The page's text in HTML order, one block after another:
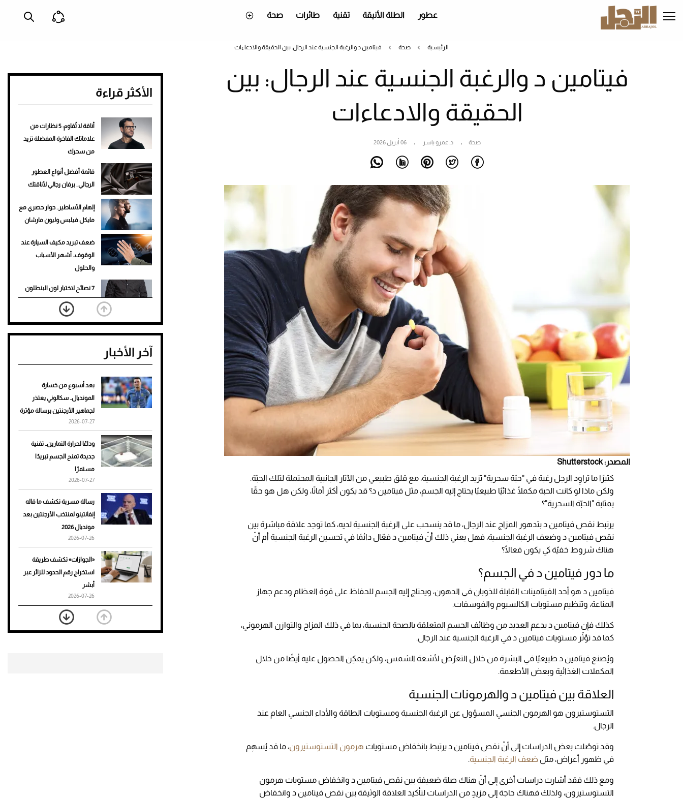
إلى
المحتوى
عطور الطلة الأنيقة تقنية طائرات صحة
الرئيسية صحة فيتامين د والرغبة الجنسية عند الرجال: بين الحقيقة والادعاءات
فيتامين د والرغبة الجنسية عند الرجال: بين
الحقيقة والادعاءات
صحة د. عمرو ياسر 06 أبريل 2026
المصدر: Shutterstock
كثيرًا ما تراوِد الرجل رغبة في "حبّة سحرية" تزيد الرغبة الجنسية، مع قلق طبيعي من الآثار الجانبية المحتملة لتلك الحبّة.
ولكن ماذا لو كانت الحبة مكملًا غذائيًا طبيعيًا يحتاج إليه الجسم، مثل فيتامين د؟ قد يكون أكثر أمانًا، ولكن هل هو حقًا
بمثابة "الحبّة السحرية"؟
يرتبط نقص فيتامين د بتدهور المزاج عند الرجال، ما قد ينسحب على الرغبة الجنسية لديه، كما توجد علاقة مباشرة بين
نقص فيتامين د وضعف الرغبة الجنسية، فهل يعني ذلك أنّ فيتامين د فعّال دائمًا في تحسين الرغبة الجنسية أم أنّ
هناك شروط خفيّة كي يكون فعالًا؟
ما دور فيتامين د في الجسم؟
فيتامين د هو أحد الفيتامينات القابلة للذوبان في الدهون، ويحتاج إليه الجسم للحفاظ على قوة العظام ودعم جهاز
المناعة، وتنظيم مستويات الكالسيوم والفوسفات.
كذلك فإن فيتامين د يدعم العديد من وظائف الجسم المتعلقة بالصحة الجنسية، بما في ذلك المزاج والتوازن الهرموني،
كما قد تؤثّر مستويات فيتامين د في الرغبة الجنسية عند الرجال.
ويُصنع فيتامين د طبيعيًا في البشرة من خلال التعرّض لأشعة الشمس، ولكن يمكِن الحصول عليه أيضًا من خلال
المكملات الغذائية وبعض الأطعمة.
العلاقة بين فيتامين د والهرمونات الجنسية
التستوستيرون هو الهرمون الجنسي المسؤول عن الرغبة الجنسية ومستويات الطاقة والأداء الجنسي العام عند
الرجال.
وقد توصّلت بعض الدراسات إلى أنّ نقص فيتامين د يرتبط بانخفاض مستويات هرمون التستوستيرون، ما قد يُسهِم
في ظهور أعراض، مثل ضعف الرغبة الجنسية.
ومع ذلك فقد أشارت دراسات أخرى إلى أنّ هناك صلة ضعيفة بين نقص فيتامين د وانخفاض مستويات هرمون
التستوستيرون، ولذلك فهناك حاجة إلى مزيدٍ من الدراسات لتأكيد العلاقة الوثيقة بين نقص فيتامين د وانخفاض
الأكثر قراءة
أناقة لا تُقاوم: 5 نظارات من
علاماتك الفاخرة المفضلة تزيد
من سحرك
قائمة أفضل أنواع العطور
الرجالي.. برفان رجالي لأناقتك
إلهام الأساطير.. حوار حصري مع
مايكل فيلبس وليون مارشان
ضعف تبريد مكيف السيارة عند
الوقوف.. أشهر الأسباب
والحلول
7 نصائح لاختيار لون البنطلون
المناسب للقميص الأسود
نرى المستقبل من خلال
تصميماتنا.. كيف حجزت 1886
تمنحك فخامة استثنائية
هوى الأبطال
أفضل تدريج للشعر الطويل
لإطلالة جريئة وعصرية
للرجال
آخر الأخبار
بعد أسبوع من خسارة
المونديال.. سكالوني يعتذر
لجماهير الأرجنتين برسالة مؤثرة
2026-07-27
وداعًا لحرارة التمارين.. تقنية
جديدة تمنح الجسم تبريدًا
مستمرًا
2026-07-27
رسالة مسربة تكشف ما قاله
إنفانتينو لمنتخب الأرجنتين بعد
مونديال 2026
2026-07-26
«الجوازات» تكشف طريقة
استخراج رقم الحدود للزائر عبر
أبشر
2026-07-26
بعد 7 أشهر من تعرضه لحادث
مروع.. جوشوا يفوز على برينغا